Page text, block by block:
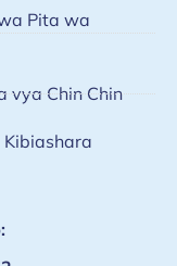
Pita wa
vya Chin Chin